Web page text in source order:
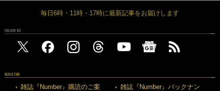
毎日6時・11時・17時に最新記事をお届けします
FOLLOW US
MAGAZINE
雑誌『Number』購読のご案
雑誌『Number』バックナン